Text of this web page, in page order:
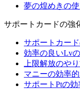
夢の煌めきの
サポートカードの強
サポートカー
効率の良いLv
上限解放のや
マニーの効率
サポートPtの